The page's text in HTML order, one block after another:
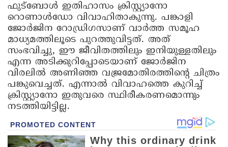
ഫുട്ബോൾ ഇതിഹാസം ക്രിസ്റ്റ്യാനോ
റൊണാൾഡോ വിവാഹിതാകുന്നു. പങ്കാളി
ജോർജിന റോഡ്രിഗസാണ് വാർത്ത സമൂഹ
മാധ്യമത്തിലൂടെ പുറത്തുവിട്ടത്. അത്
സംഭവിച്ചു, ഈ ജീവിതത്തിലും ഇനിയുള്ളതിലും
എന്ന അടിക്കുറിപ്പോടെയാണ് ജോർജിന
വിരലിൽ അണിഞ്ഞ വജ്രമോതിരത്തിന്‍റെ ചിത്രം
പങ്കുവെച്ചത്. എന്നാൽ വിവാഹത്തെ കുറിച്ച്
ക്രിസ്റ്റ്യാനോ ഇതുവരെ സ്ഥിരീകരണമൊന്നും
നടത്തിയിട്ടില്ല.